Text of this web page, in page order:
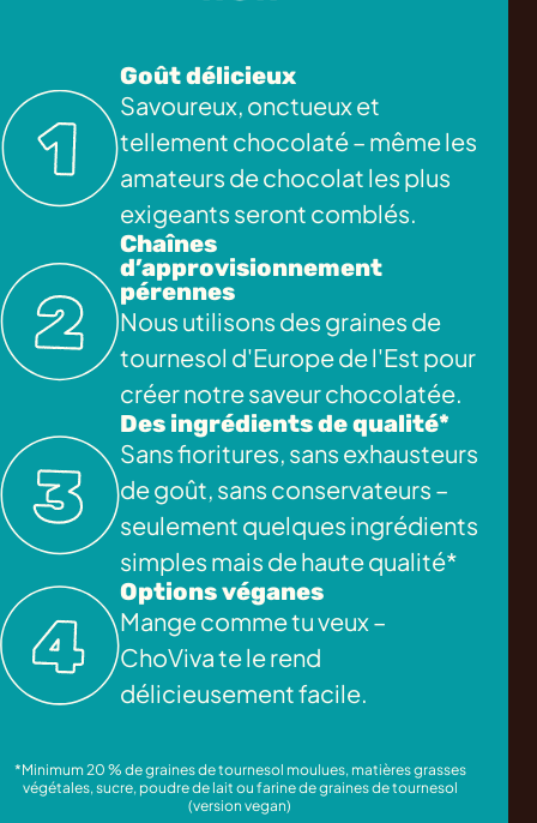
Goût délicieux
Savoureux, onctueux et
tellement chocolaté – même les
amateurs de chocolat les plus
exigeants seront comblés.
Chaînes
d’approvisionnement
pérennes
Nous utilisons des graines de
tournesol d'Europe de l'Est pour
créer notre saveur chocolatée.
Des ingrédients de qualité*
Sans fioritures, sans exhausteurs
de goût, sans conservateurs –
seulement quelques ingrédients
simples mais de haute qualité*
Options véganes
Mange comme tu veux –
ChoViva te le rend
délicieusement facile.
*Minimum 20 % de graines de tournesol moulues, matières grasses
végétales, sucre, poudre de lait ou farine de graines de tournesol
(version vegan)